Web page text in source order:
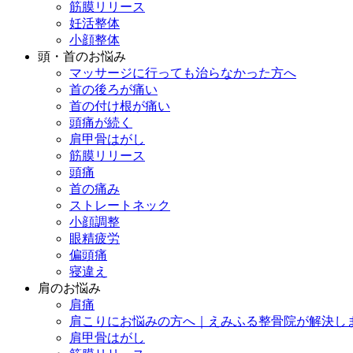
筋膜リリース
妊活整体
小顔整体
頭・首のお悩み
マッサージに行っても治らなかった方へ
首の後ろが痛い
首の付け根が痛い
頭痛が続く
肩甲骨はがし
筋膜リリース
頭痛
首の痛み
ストレートネック
小顔調整
眼精疲労
偏頭痛
寝違え
肩のお悩み
肩痛
肩こりにお悩みの方へ｜えみふる整骨院が解決し
肩甲骨はがし